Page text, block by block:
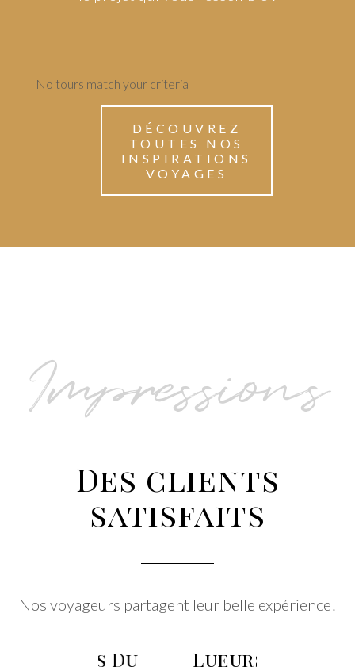
No tours match your criteria
DÉCOUVREZ
TOUTES NOS
INSPIRATIONS
VOYAGES
Impressions
Des clients
satisfaits
Nos voyageurs partagent leur belle expérience!
Lueurs Du